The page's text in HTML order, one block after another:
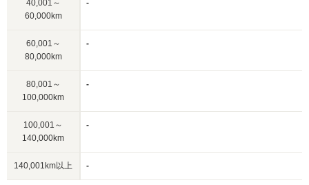
40,001～
60,000km
-
60,001～
80,000km
-
80,001～
100,000km
-
100,001～
140,000km
-
140,001km以上 -